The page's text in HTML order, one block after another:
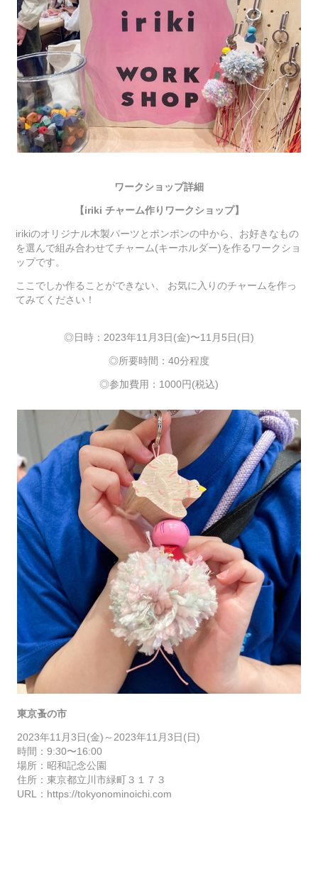
ワークショップ詳細
【iriki チャーム作り ワークショップ】
irikiのオリジナル木製パーツとポンポンの中から、お好きなもの
を選んで組み合わせてチャーム(キーホルダー)を作るワークショ
ップです。
ここでしか作ることができない、 お気に入りのチャームを作っ
てみてください！
◎日時：2023年11月3日(金)〜11月5日(日)
◎所要時間：40分程度
◎参加費用：1000円(税込)
東京蚤の市
2023年11月3日(金)～2023年11月3日(日)
時間：9:30〜16:00
場所：昭和記念公園
住所：東京都立川市緑町３１７３
URL： https://tokyonominoichi.com